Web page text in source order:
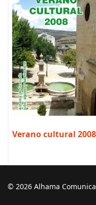
Verano cultural 2008
© 2026 Alhama